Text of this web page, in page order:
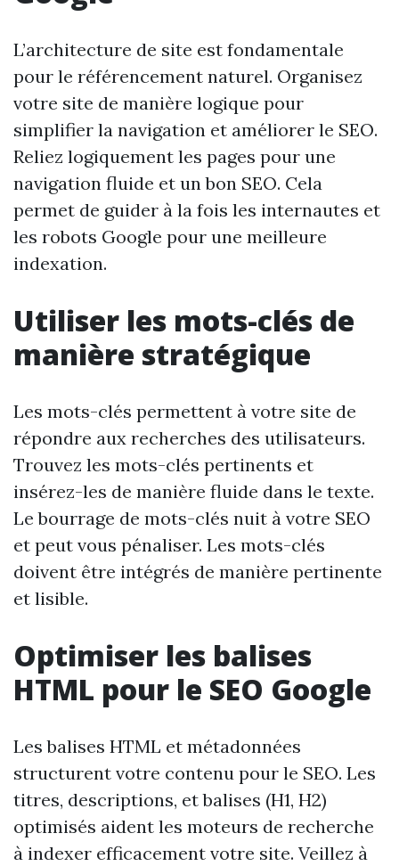
L’architecture de site est fondamentale
pour le référencement naturel. Organisez
votre site de manière logique pour
simplifier la navigation et améliorer le SEO.
Reliez logiquement les pages pour une
navigation fluide et un bon SEO. Cela
permet de guider à la fois les internautes et
les robots Google pour une meilleure
indexation.
Utiliser les mots-clés de
manière stratégique
Les mots-clés permettent à votre site de
répondre aux recherches des utilisateurs.
Trouvez les mots-clés pertinents et
insérez-les de manière fluide dans le texte.
Le bourrage de mots-clés nuit à votre SEO
et peut vous pénaliser. Les mots-clés
doivent être intégrés de manière pertinente
et lisible.
Optimiser les balises
HTML pour le SEO Google
Les balises HTML et métadonnées
structurent votre contenu pour le SEO. Les
titres, descriptions, et balises (H1, H2)
optimisés aident les moteurs de recherche
à indexer efficacement votre site. Veillez à